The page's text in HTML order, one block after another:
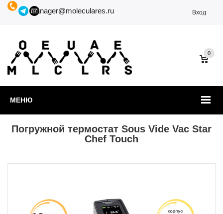
manager@moleculares.ru Вход
МЕНЮ
0
Погружной термостат Sous Vide Vac Star
Chef Touch